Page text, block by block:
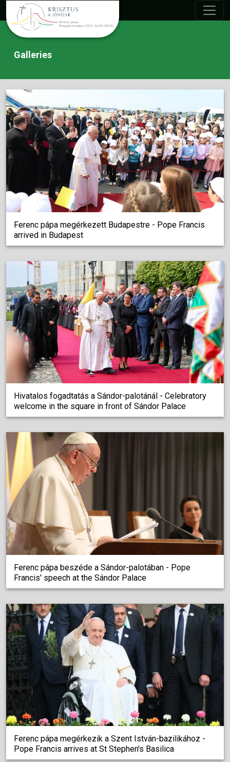
Galleries
Ferenc pápa megérkezett Budapestre - Pope Francis
arrived in Budapest
Hivatalos fogadtatás a Sándor-palotánál - Celebratory
welcome in the square in front of Sándor Palace
Ferenc pápa beszéde a Sándor-palotában - Pope
Francis' speech at the Sándor Palace
Ferenc pápa megérkezik a Szent István-bazilikához -
Pope Francis arrives at St Stephen's Basilica